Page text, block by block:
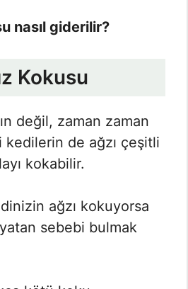
nasıl giderilir?
Kokusu
değil, zaman zaman
kedilerin de ağzı çeşitli
kokabilir.
ağzı kokuyorsa
sebebi bulmak